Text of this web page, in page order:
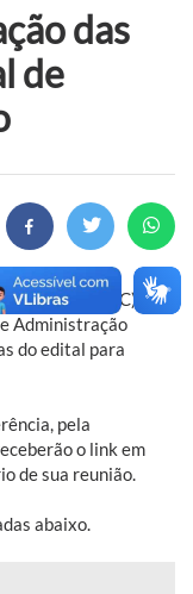
das
de
(DAFC),
Administração
do edital para
pela
o link em
de sua reunião.
abaixo.